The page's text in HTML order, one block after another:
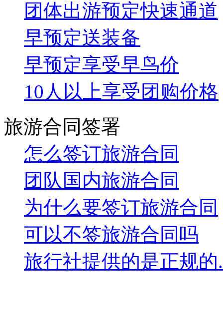
团体出游预定快速通道
早预定送装备
早预定享受早鸟价
10人以上享受团购价格
旅游合同签署
怎么签订旅游合同
团队国内旅游合同
为什么要签订旅游合同
可以不签旅游合同吗
旅行社提供的是正规的